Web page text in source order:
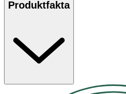
· Vegansk formula
· Med nordiskt havresmör,
· Återfuktande
Produktfakta